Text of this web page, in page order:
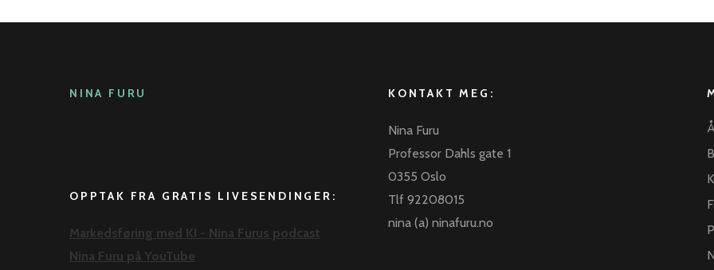
NINA FURU
OPPTAK FRA GRATIS LIVESENDINGER:
Markedsføring med KI - Nina Furus podcast
Nina Furu på YouTube
KONTAKT MEG:
Nina Furu
Professor Dahls gate 1
0355 Oslo
Tlf 92208015
nina (a) ninafuru.no